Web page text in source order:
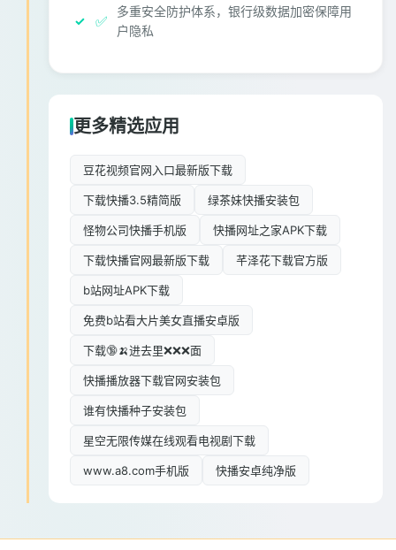
✅
多重安全防护体系，银行级数据加密保障用
户隐私
更多精选应用
豆花视频官网入口最新版下载
下载快播3.5精简版 绿茶妹快播安装包
怪物公司快播手机版 快播网址之家APK下载
下载快播官网最新版下载 芊泽花下载官方版
b站网址APK下载
免费b站看大片美女直播安卓版
下载🔞🍌进去里❌❌❌面
快播播放器下载官网安装包
谁有快播种子安装包
星空无限传媒在线观看电视剧下载
www.a8.com手机版 快播安卓纯净版